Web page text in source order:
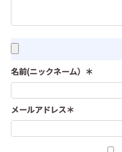
名前(ニックネーム）＊
メールアドレス＊